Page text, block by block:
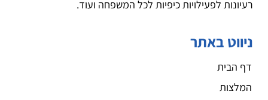
רעיונות לפעילויות כיפיות לכל המשפחה ועוד.
ניווט באתר
דף הבית
המלצות